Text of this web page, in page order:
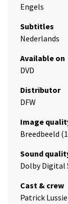
Engels
Subtitles
Nederlands
Available on
DVD
Distributor
DFW
Image
Breedbeeld
Sound
Dolby Digital
Cast & crew
Patrick